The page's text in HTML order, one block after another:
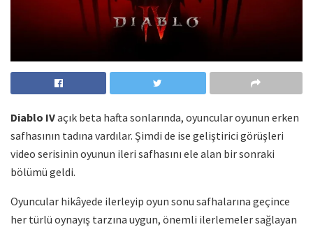
Diablo IVaçık beta hafta sonlarında, oyuncular oyunun erken
safhasının tadına vardılar. Şimdi de ise geliştirici görüşleri
video serisinin oyunun ileri safhasını ele alan bir sonraki
bölümü geldi.
Oyuncular hikâyede ilerleyip oyun sonu safhalarına geçince
her türlü oynayış tarzına uygun, önemli ilerlemeler sağlayan